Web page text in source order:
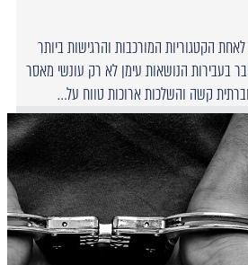
הקטגוריות המורכבות והרגישות ביותר
בעבירות הנושאות עימן לא רק עונשי מאסר
קשה והשלכות ארוכות טווח על…